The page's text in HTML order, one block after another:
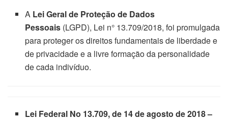
A Lei Geral de Proteção de Dados
Pessoais (LGPD), Lei n° 13.709/2018, foi promulgada
para proteger os direitos fundamentais de liberdade e
de privacidade e a livre formação da personalidade
de cada indivíduo.
Lei Federal No 13.709, de 14 de agosto de 2018 –